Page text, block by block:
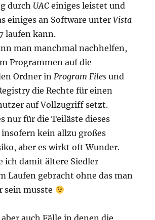
durch UACeiniges leistet und
einiges an Software unterVista
laufen kann.
man manchmal nachhelfen,
Programmen auf die
Ordner inProgram Files und
die Rechte für einen
auf Vollzugriff setzt.
nur für die Teiläste dieses
kein allzu großes
aber es wirkt oft Wunder.
ich damit ältere Siedler
Laufen gebracht ohne das man
musste